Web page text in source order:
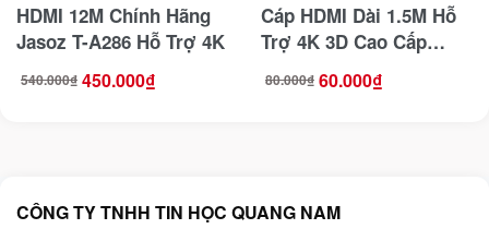
HDMI 12M Chính Hãng
Jasoz T-A286 Hỗ Trợ 4K
540.000₫
Giá
gốc 450.000₫
Giá
hiện
Cáp HDMI Dài 1.5M Hỗ
Trợ 4K 3D Cao Cấp
Jasoz T-A217 Chuẩn 2.0
80.000₫
Giá
gốc 60.000₫
Giá
hiện
CÔNG TY TNHH TIN HỌC QUANG NAM